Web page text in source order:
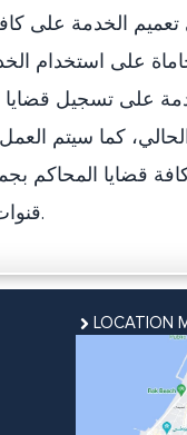
الخدمة على
على استخدام
على تسجيل
كما سيتم
قضايا المحاكم
قنوات الوصول إلى القضاء دون حدود في الزمان والمكان.
LOCATION